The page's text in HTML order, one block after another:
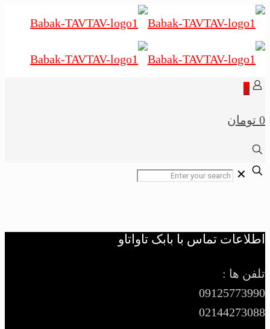
0
0 تومان
✕
اطلاعات تماس با بابک تاواتاو
تلفن ها :
09125773990
02144273088